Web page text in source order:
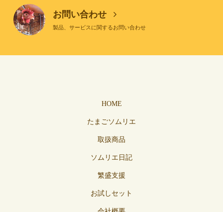
お問い合わせ
製品、サービスに関するお問い合わせ
HOME
たまごソムリエ
取扱商品
ソムリエ日記
繁盛支援
お試しセット